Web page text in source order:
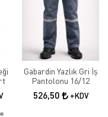
Gabardin Yazlık Gri İş
Pantolonu 16/12
526,50 +KDV